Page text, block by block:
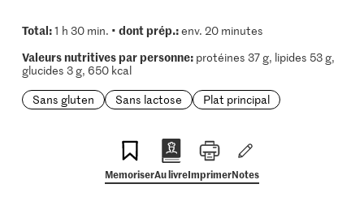
Total:1 h 30 min. • dont prép.:env. 20 minutes
Valeurs nutritives par personne:protéines 37 g, lipides 53 g,
glucides 3 g, 650 kcal
Sans gluten
Sans lactose Plat principal
MemoriserAu livreImprimerNotes